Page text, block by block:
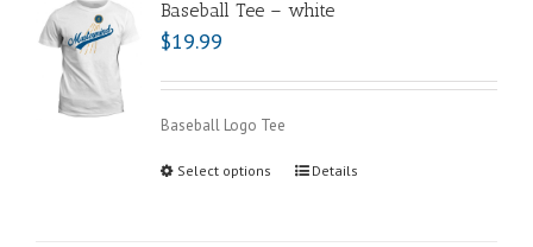
Baseball Tee – white
$19.99
Baseball Logo Tee
Select options Details